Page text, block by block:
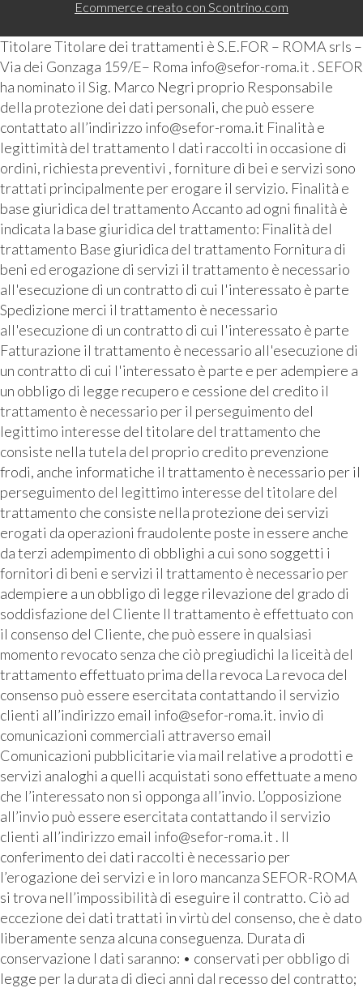
Ecommerce creato con Scontrino.com
Titolare Titolare dei trattamenti è S.E.FOR – ROMA srls –
Via dei Gonzaga 159/E– Roma info@sefor-roma.it . SEFOR
ha nominato il Sig. Marco Negri proprio Responsabile
della protezione dei dati personali, che può essere
contattato all’indirizzo info@sefor-roma.it Finalità e
legittimità del trattamento I dati raccolti in occasione di
ordini, richiesta preventivi , forniture di bei e servizi sono
trattati principalmente per erogare il servizio. Finalità e
base giuridica del trattamento Accanto ad ogni finalità è
indicata la base giuridica del trattamento: Finalità del
trattamento Base giuridica del trattamento Fornitura di
beni ed erogazione di servizi il trattamento è necessario
all'esecuzione di un contratto di cui l'interessato è parte
Spedizione merci il trattamento è necessario
all'esecuzione di un contratto di cui l'interessato è parte
Fatturazione il trattamento è necessario all'esecuzione di
un contratto di cui l'interessato è parte e per adempiere a
un obbligo di legge recupero e cessione del credito il
trattamento è necessario per il perseguimento del
legittimo interesse del titolare del trattamento che
consiste nella tutela del proprio credito prevenzione
frodi, anche informatiche il trattamento è necessario per il
perseguimento del legittimo interesse del titolare del
trattamento che consiste nella protezione dei servizi
erogati da operazioni fraudolente poste in essere anche
da terzi adempimento di obblighi a cui sono soggetti i
fornitori di beni e servizi il trattamento è necessario per
adempiere a un obbligo di legge rilevazione del grado di
soddisfazione del Cliente Il trattamento è effettuato con
il consenso del Cliente, che può essere in qualsiasi
momento revocato senza che ciò pregiudichi la liceità del
trattamento effettuato prima della revoca La revoca del
consenso può essere esercitata contattando il servizio
clienti all’indirizzo email info@sefor-roma.it. invio di
comunicazioni commerciali attraverso email
Comunicazioni pubblicitarie via mail relative a prodotti e
servizi analoghi a quelli acquistati sono effettuate a meno
che l’interessato non si opponga all’invio. L’opposizione
all’invio può essere esercitata contattando il servizio
clienti all’indirizzo email info@sefor-roma.it . Il
conferimento dei dati raccolti è necessario per
l’erogazione dei servizi e in loro mancanza SEFOR-ROMA
si trova nell’impossibilità di eseguire il contratto. Ciò ad
eccezione dei dati trattati in virtù del consenso, che è dato
liberamente senza alcuna conseguenza. Durata di
conservazione I dati saranno: • conservati per obbligo di
legge per la durata di dieci anni dal recesso del contratto;